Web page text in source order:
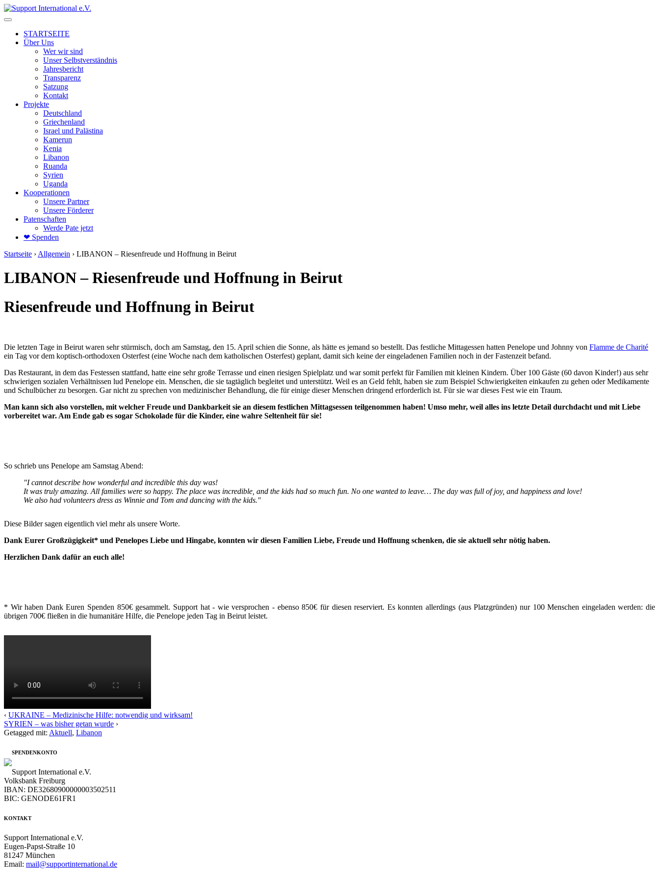
↓
Skip
Main
Content
STARTSEITE
Über Uns
Wer wir sind
Unser Selbstverständnis
Jahresbericht
Transparenz
Satzung
Kontakt
Projekte
Deutschland
Griechenland
Israel und Palästina
Kamerun
Kenia
Libanon
Ruanda
Syrien
Uganda
Kooperationen
Unsere Partner
Unsere Förderer
Patenschaften
Werde Pate jetzt
❤ Spenden
Startseite › Allgemein › LIBANON – Riesenfreude und Hoffnung in Beirut
LIBANON – Riesenfreude und Hoffnung in Beirut
Riesenfreude und Hoffnung in Beirut
Die letzten Tage in Beirut waren sehr stürmisch, doch am Samstag, den 15. April schien die Sonne, als hätte es jemand so bestellt. Das festliche Mittagessen hatten Penelope und Johnny von Flamme de Charité
ein Tag vor dem koptisch-orthodoxen Osterfest (eine Woche nach dem katholischen Osterfest) geplant, damit sich keine der eingeladenen Familien noch in der Fastenzeit befand.
Das Restaurant, in dem das Festessen stattfand, hatte eine sehr große Terrasse und einen riesigen Spielplatz und war somit perfekt für Familien mit kleinen Kindern. Über 100 Gäste (60 davon Kinder!) aus sehr
schwierigen sozialen Verhältnissen lud Penelope ein. Menschen, die sie tagtäglich begleitet und unterstützt. Weil es an Geld fehlt, haben sie zum Beispiel Schwierigkeiten einkaufen zu gehen oder Medikamente
und Schulbücher zu besorgen. Gar nicht zu sprechen von medizinischer Behandlung, die für einige dieser Menschen dringend erforderlich ist. Für sie war dieses Fest wie ein Traum.
Man kann sich also vorstellen, mit welcher Freude und Dankbarkeit sie an diesem festlichen Mittagsessen teilgenommen haben! Umso mehr, weil alles ins letzte Detail durchdacht und mit Liebe
vorbereitet war. Am Ende gab es sogar Schokolade für die Kinder, eine wahre Seltenheit für sie!
So schrieb uns Penelope am Samstag Abend:
"I cannot describe how wonderful and incredible this day was!
It was truly amazing. All families were so happy. The place was incredible, and the kids had so much fun. No one wanted to leave… The day was full of joy, and happiness and love!
We also had volunteers dress as Winnie and Tom and dancing with the kids."
Diese Bilder sagen eigentlich viel mehr als unsere Worte.
Dank Eurer Großzügigkeit* und Penelopes Liebe und Hingabe, konnten wir diesen Familien Liebe, Freude und Hoffnung schenken, die sie aktuell sehr nötig haben.
Herzlichen Dank dafür an euch alle!
* Wir haben Dank Euren Spenden 850€ gesammelt. Support hat - wie versprochen - ebenso 850€ für diesen reserviert. Es konnten allerdings (aus Platzgründen) nur 100 Menschen eingeladen werden: die
übrigen 700€ fließen in die humanitäre Hilfe, die Penelope jeden Tag in Beirut leistet.
‹ UKRAINE – Medizinische Hilfe: notwendig und wirksam!
SYRIEN – was bisher getan wurde ›
Getagged mit: Aktuell, Libanon
SPENDENKONTO
Support International e.V.
Volksbank Freiburg
IBAN: DE32680900000003502511
BIC: GENODE61FR1
KONTAKT
Support International e.V.
Eugen-Papst-Straße 10
81247 München
Email: mail@supportinternational.de